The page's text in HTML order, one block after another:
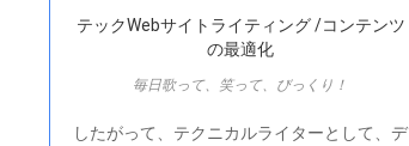
テックWebサイトライティング /コンテンツ
の最適化
毎日歌って、笑って、びっくり！
したがって、テクニカルライターとして、デ